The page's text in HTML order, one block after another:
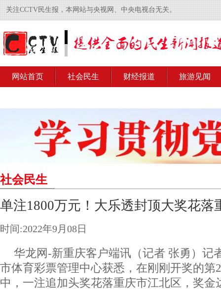
关注CCTV民生报，本网站与央视网、中央电视台无关。
网站首页 社会民生 财经报道 旅游见闻
社会民生
单注1800万元！大乐透封顶大奖花落
时间:2022年9月08日
华龙网-新重庆客户端讯（记者 张勇）记
市体育彩票管理中心获悉，在刚刚开奖的第
中，一注追加头奖花落重庆市江北区，奖金